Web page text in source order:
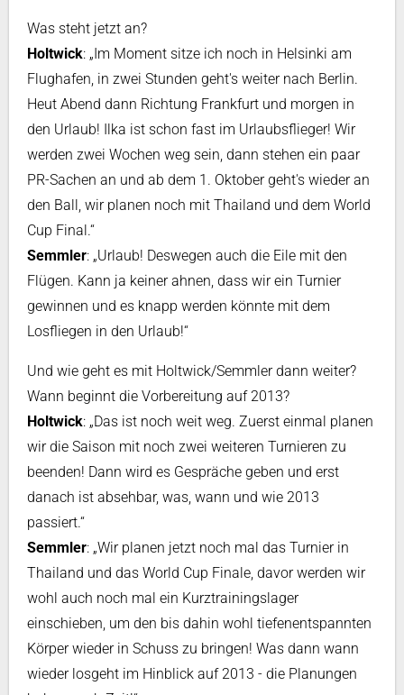
Was steht jetzt an?
Holtwick: „Im Moment sitze ich noch in Helsinki am
Flughafen, in zwei Stunden geht's weiter nach Berlin.
Heut Abend dann Richtung Frankfurt und morgen in
den Urlaub! Ilka ist schon fast im Urlaubsflieger! Wir
werden zwei Wochen weg sein, dann stehen ein paar
PR-Sachen an und ab dem 1. Oktober geht's wieder an
den Ball, wir planen noch mit Thailand und dem World
Cup Final.“
Semmler: „Urlaub! Deswegen auch die Eile mit den
Flügen. Kann ja keiner ahnen, dass wir ein Turnier
gewinnen und es knapp werden könnte mit dem
Losfliegen in den Urlaub!“
Und wie geht es mit Holtwick/Semmler dann weiter?
Wann beginnt die Vorbereitung auf 2013?
Holtwick: „Das ist noch weit weg. Zuerst einmal planen
wir die Saison mit noch zwei weiteren Turnieren zu
beenden! Dann wird es Gespräche geben und erst
danach ist absehbar, was, wann und wie 2013
passiert.“
Semmler: „Wir planen jetzt noch mal das Turnier in
Thailand und das World Cup Finale, davor werden wir
wohl auch noch mal ein Kurztrainingslager
einschieben, um den bis dahin wohl tiefenentspannten
Körper wieder in Schuss zu bringen! Was dann wann
wieder losgeht im Hinblick auf 2013 - die Planungen